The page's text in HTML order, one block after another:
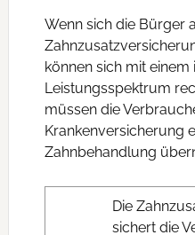
Wenn sich die Bürger
können sich mit einem
Leistungsspektrum
müssen die
Krankenversicherung
Zahnbehandlung
Die
sichert die